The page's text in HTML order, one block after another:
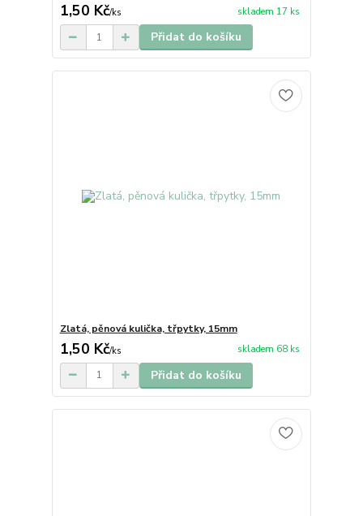
1,50 Kč/ks skladem 17 ks
Přidat do košíku
Zlatá, pěnová kulička, třpytky, 15mm
1,50 Kč/ks skladem 68 ks
Přidat do košíku